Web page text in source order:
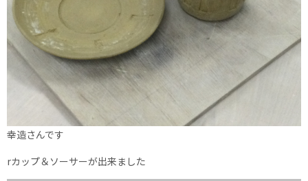
幸造さんです
rカップ＆ソーサーが出来ました